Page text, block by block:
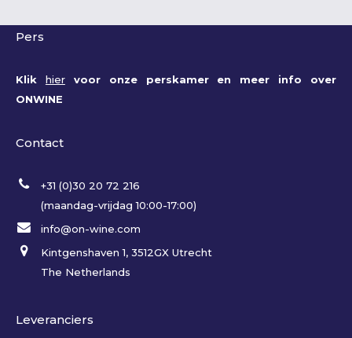
Pers
Klik hiervoor onze perskamer en meer info over
ONWINE
Contact
+31 (0)30 20 72 216
(maandag-vrijdag 10:00-17:00)
info@on-wine.com
Kintgenshaven 1, 3512GX Utrecht
The Netherlands
Leveranciers